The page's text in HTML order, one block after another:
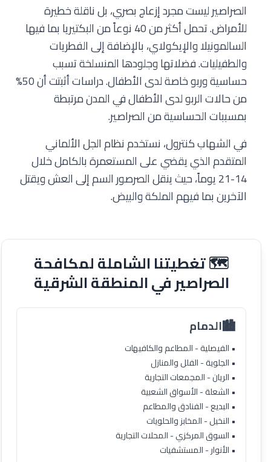
الصراصير ليست مجرد إزعاج بصري، بل ناقلة خطيرة
للأمراض. تحمل أكثر من 40 نوعاً من البكتيريا بما فيها
السالمونيلا والإيكولاي، بالإضافة إلى الفطريات
والطفيليات. فضلاتها وجلودها المنسلخة تسبب
حساسية وربو خاصة لدى الأطفال. دراسات أثبتت أن 50%
من حالات الربو لدى الأطفال في المدن مرتبطة
بمسببات الحساسية من الصراصير.
في الشهاب كنترول، نستخدم نظام الجل الألماني
المتقدم الذي يقضي على المستعمرة بالكامل خلال
14-21 يوماً، حيث ينقل الصرصور السم إلى العش ويقتل
الآخرين بما فيهم الملكة والبيض.
🗺️ تغطيتنا الشاملة لمكافحة
الصراصير في المنطقة الشرقية
🏙️الدمام
• الفيصلية - المطاعم والكافيهات
• الجلوية - الفلل والمنازل
• الريان - المجمعات التجارية
• الشعلة - الأسواق الشعبية
• البديع - الفنادق والمطاعم
• النخيل - المخابز والحلويات
• السوق المركزي - المحلات التجارية
• الأنوار - المستشفيات